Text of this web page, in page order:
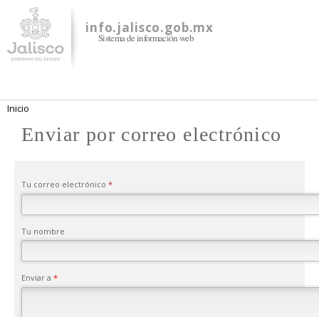
contenido
principal
info.jalisco.gob.mx
Sistema de información web
Se encuentra usted aquí
Inicio
Enviar por correo electrónico
Tu correo electrónico *
Tu nombre
Enviar a *